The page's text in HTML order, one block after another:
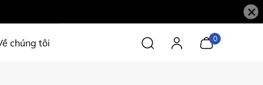
×
chúng tôi 0